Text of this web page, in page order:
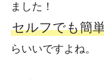
ました！
セルフでも簡
らいいですよね。